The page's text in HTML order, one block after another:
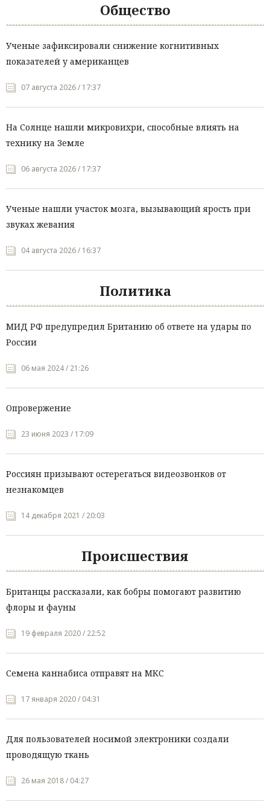
Общество
Ученые зафиксировали снижение когнитивных
показателей у американцев
07 августа 2026 / 17:37
На Солнце нашли микровихри, способные влиять на
технику на Земле
06 августа 2026 / 17:37
Ученые нашли участок мозга, вызывающий ярость при
звуках жевания
04 августа 2026 / 16:37
Политика
МИД РФ предупредил Британию об ответе на удары по
России
06 мая 2024 / 21:26
Опровержение
23 июня 2023 / 17:09
Россиян призывают остерегаться видеозвонков от
незнакомцев
14 декабря 2021 / 20:03
Происшествия
Британцы рассказали, как бобры помогают развитию
флоры и фауны
19 февраля 2020 / 22:52
Семена каннабиса отправят на МКС
17 января 2020 / 04:31
Для пользователей носимой электроники создали
проводящую ткань
26 мая 2018 / 04:27